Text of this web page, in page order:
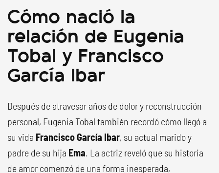
Cómo nació la
relación de Eugenia
Tobal y Francisco
García Ibar
Después de atravesar años de dolor y reconstrucción
personal, Eugenia Tobal también recordó cómo llegó a
su vida Francisco García Ibar, su actual marido y
padre de su hija Ema . La actriz reveló que su historia
de amor comenzó de una forma inesperada,